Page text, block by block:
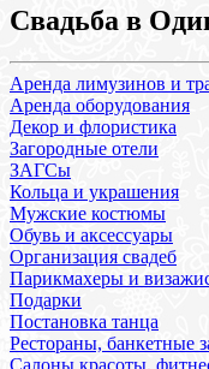
Свадьба в
Аренда лимузинов и
Аренда оборудования
Декор и флористика
Загородные отели
ЗАГСы
Кольца и украшения
Мужские костюмы
Обувь и аксессуары
Организация свадеб
Парикмахеры и
Подарки
Постановка танца
Рестораны, банкетные
Салоны красоты,